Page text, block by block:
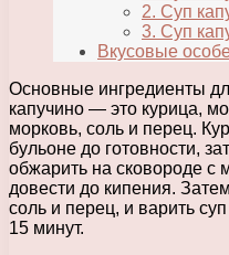
2. Суп
3. Суп
Вкусовые
Основные ингредиенты
капучино — это курица,
морковь, соль и перец.
бульоне до готовности,
обжарить на сковороде с
довести до кипения.
соль и перец, и варить
15 минут.